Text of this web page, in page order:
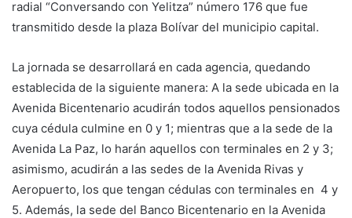
radial “Conversando con Yelitza” número 176 que fue
transmitido desde la plaza Bolívar del municipio capital.
La jornada se desarrollará en cada agencia, quedando
establecida de la siguiente manera: A la sede ubicada en la
Avenida Bicentenario acudirán todos aquellos pensionados
cuya cédula culmine en 0 y 1; mientras que a la sede de la
Avenida La Paz, lo harán aquellos con terminales en 2 y 3;
asimismo, acudirán a las sedes de la Avenida Rivas y
Aeropuerto, los que tengan cédulas con terminales en 4 y
5. Además, la sede del Banco Bicentenario en la Avenida